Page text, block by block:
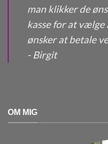
man klikker de
kasse for at vælge
ønsker at betale
- Birgit
OM MIG